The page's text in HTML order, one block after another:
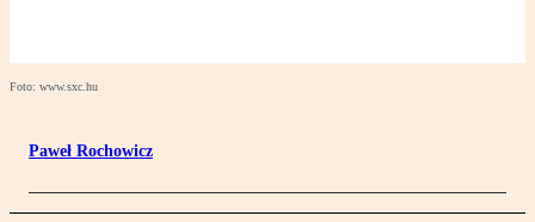
Foto: www.sxc.hu
Paweł Rochowicz